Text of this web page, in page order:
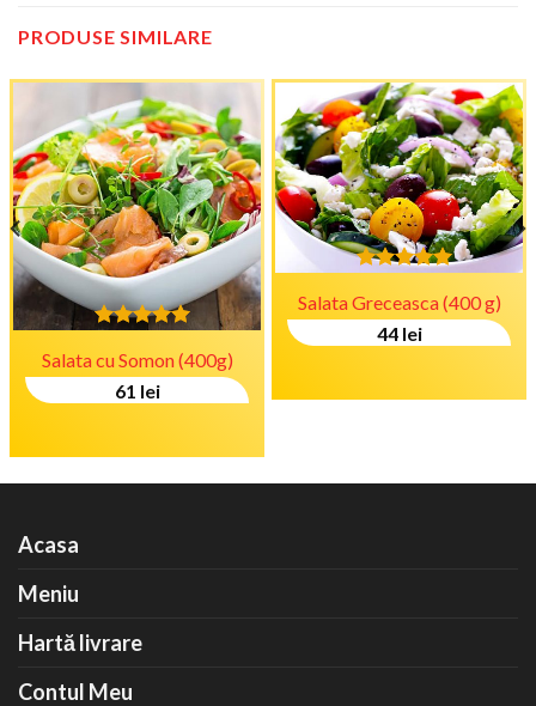
PRODUSE SIMILARE
Salata cu Somon (400g)
5.00stele
din 5
61 lei
Salata Greceasca (400 g)
5.00stele
din 5
44 lei
Acasa
Meniu
Hartă livrare
Contul Meu